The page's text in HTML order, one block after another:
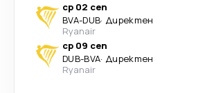
ср 02 сеп
BVA-DUB· Директен
Ryanair
ср 09 сеп
DUB-BVA· Директен
Ryanair